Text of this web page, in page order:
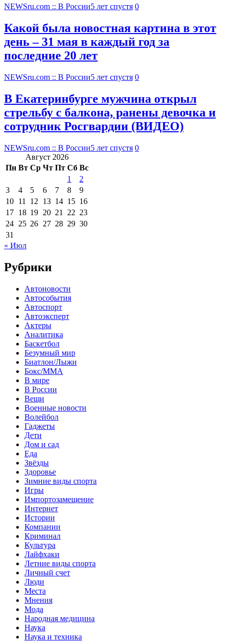
NEWSru.com :: В России5 лет спустя 0
Какой была новостная картина в этот
день – 31 мая в каждый год за
последние 20 лет
NEWSru.com :: В России5 лет спустя 0
В Екатеринбурге мужчина открыл
стрельбу с балкона, ранены девочка и
сотрудник Росгвардии (ВИДЕО)
NEWSru.com :: В России5 лет спустя 0
Август 2026
Пн Вт Ср Чт Пт Сб Вс
1
2
3
4 5 6 7 8
9
10 11 12 13 14 15 16
17 18 19 20 21 22 23
24 25 26 27 28 29 30
31
« Июл
Рубрики
Автоновости
Автособытия
Автоспорт
Автоэксперт
Актеры
Аналитика
Баскетбол
Безумный мир
Биатлон/Лыжи
Бокс/MMA
В мире
В России
Вещи
Военные новости
Волейбол
Гаджеты
Дети
Дом и сад
Еда
Звёзды
Здоровье
Зимние виды спорта
Игры
Импортозамещение
Интернет
Истории
Компании
Криминал
Культура
Лайфхаки
Летние виды спорта
Личный счет
Люди
Места
Мнения
Мода
Народная медицина
Наука
Наука и техника